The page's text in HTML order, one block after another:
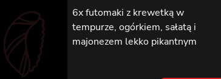
6x futomaki z krewetką w
tempurze, ogórkiem, sałatą i
majonezem lekko pikantnym